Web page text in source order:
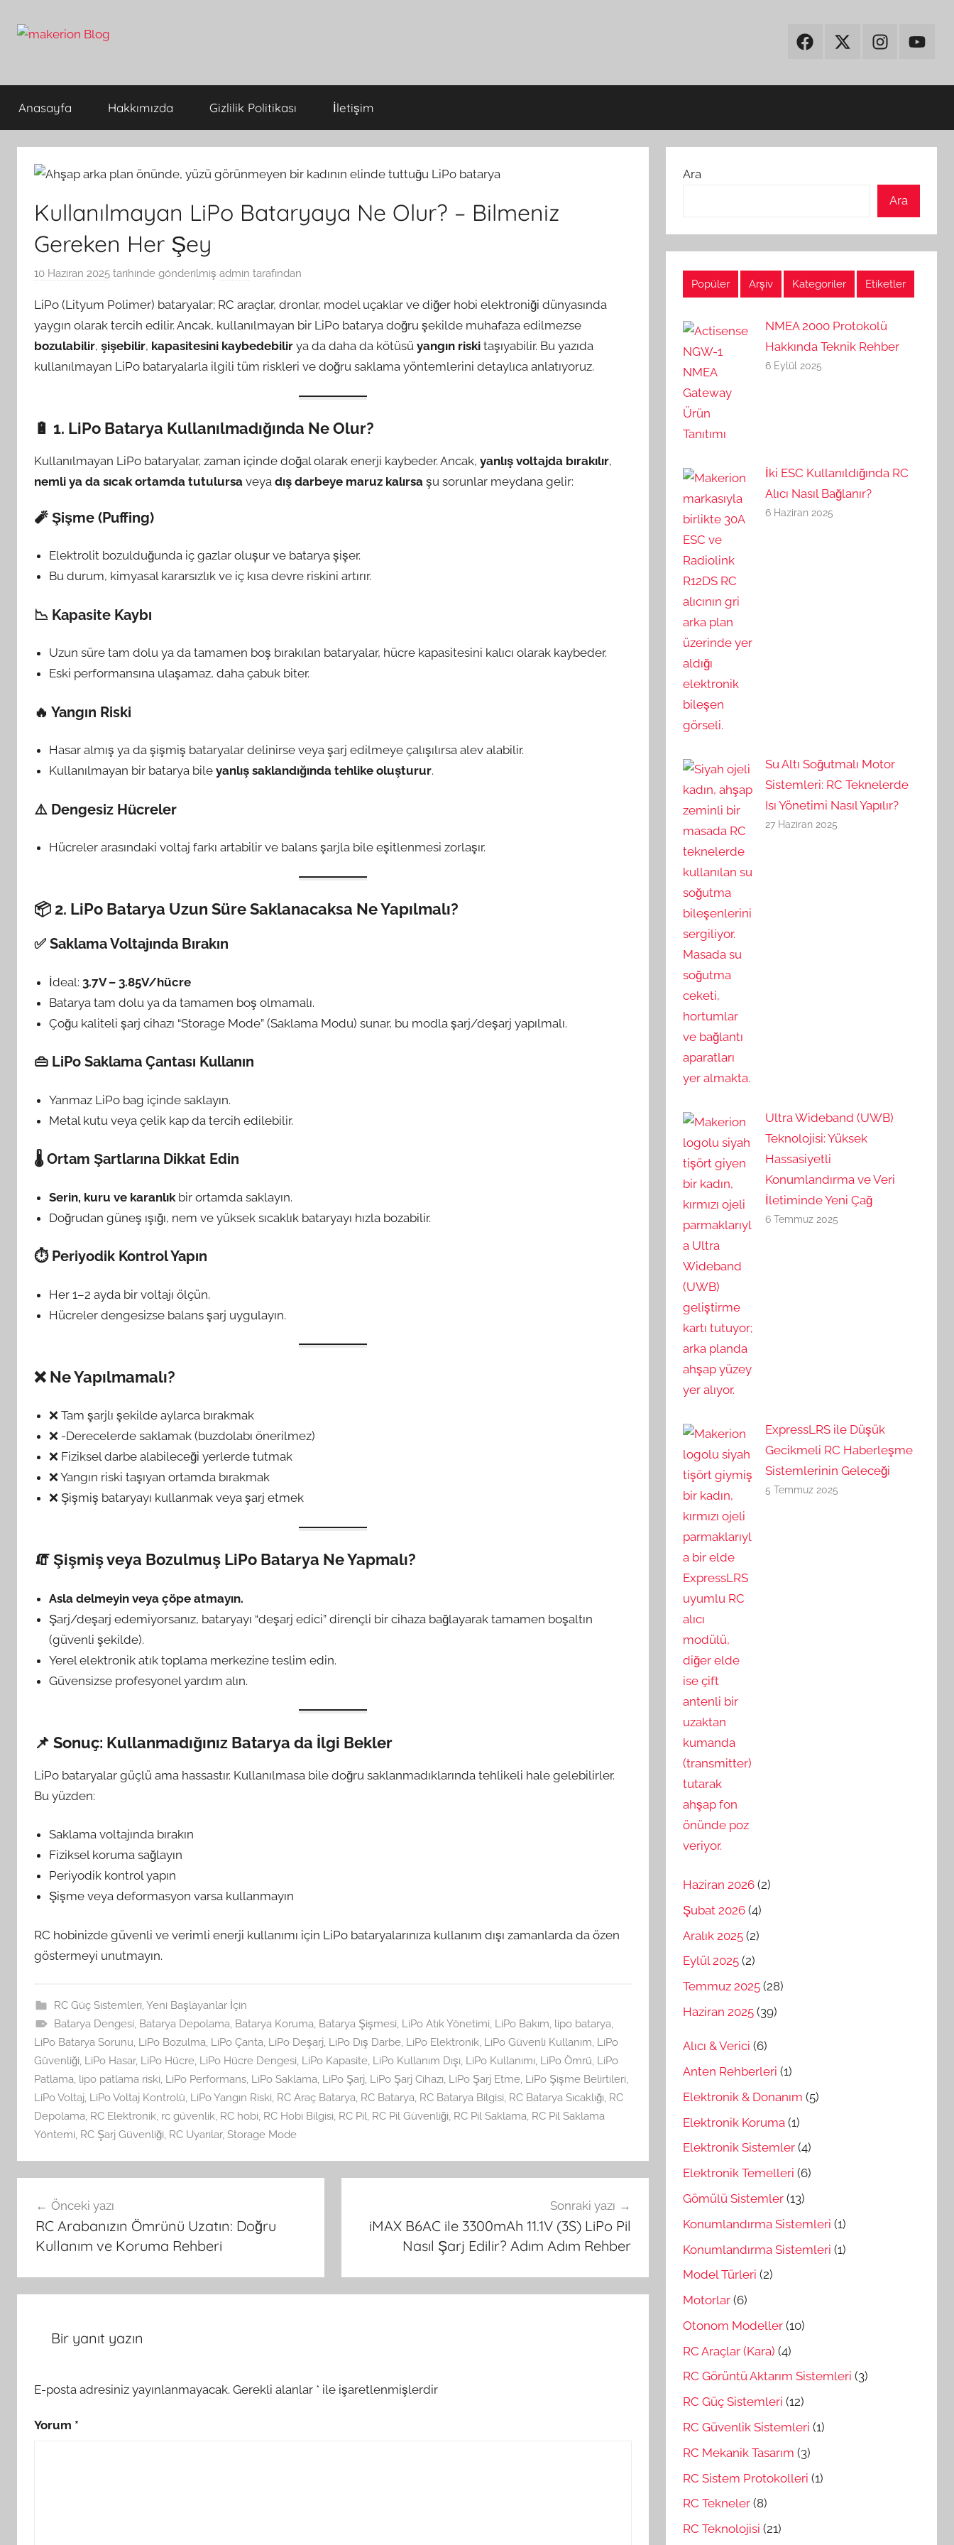
atla
Blog
FacebookTwitterInstagramYoutube
Anasayfa Hakkımızda Gizlilik Politikası İletişim
Kullanılmayan LiPo Bataryaya Ne Olur? – Bilmeniz
Gereken Her Şey
10 Haziran 2025 tarihinde gönderilmiş admin tarafından
LiPo (Lityum Polimer) bataryalar; RC araçlar, dronlar, model uçaklar ve diğer hobi elektroniği dünyasında
yaygın olarak tercih edilir. Ancak, kullanılmayan bir LiPo batarya doğru şekilde muhafaza edilmezse
bozulabilir, şişebilir, kapasitesini kaybedebilir ya da daha da kötüsü yangın riski taşıyabilir. Bu yazıda
kullanılmayan LiPo bataryalarla ilgili tüm riskleri ve doğru saklama yöntemlerini detaylıca anlatıyoruz.
🔋 1. LiPo Batarya Kullanılmadığında Ne Olur?
Kullanılmayan LiPo bataryalar, zaman içinde doğal olarak enerji kaybeder. Ancak, yanlış voltajda bırakılır,
nemli ya da sıcak ortamda tutulursa veya dış darbeye maruz kalırsa şu sorunlar meydana gelir:
🧨 Şişme (Puffing)
Elektrolit bozulduğunda iç gazlar oluşur ve batarya şişer.
Bu durum, kimyasal kararsızlık ve iç kısa devre riskini artırır.
📉 Kapasite Kaybı
Uzun süre tam dolu ya da tamamen boş bırakılan bataryalar, hücre kapasitesini kalıcı olarak kaybeder.
Eski performansına ulaşamaz, daha çabuk biter.
🔥 Yangın Riski
Hasar almış ya da şişmiş bataryalar delinirse veya şarj edilmeye çalışılırsa alev alabilir.
Kullanılmayan bir batarya bileyanlış saklandığında tehlike oluşturur.
⚠️ Dengesiz Hücreler
Hücreler arasındaki voltaj farkı artabilir ve balans şarjla bile eşitlenmesi zorlaşır.
📦 2. LiPo Batarya Uzun Süre Saklanacaksa Ne Yapılmalı?
✅ Saklama Voltajında Bırakın
İdeal:3.7V – 3.85V/hücre
Batarya tam dolu ya da tamamen boş olmamalı.
Çoğu kaliteli şarj cihazı “Storage Mode” (Saklama Modu) sunar, bu modla şarj/deşarj yapılmalı.
👜 LiPo Saklama Çantası Kullanın
Yanmaz LiPo bag içinde saklayın.
Metal kutu veya çelik kap da tercih edilebilir.
🌡️ Ortam Şartlarına Dikkat Edin
Serin, kuru ve karanlık bir ortamda saklayın.
Doğrudan güneş ışığı, nem ve yüksek sıcaklık bataryayı hızla bozabilir.
⏱️ Periyodik Kontrol Yapın
Her 1–2 ayda bir voltajı ölçün.
Hücreler dengesizse balans şarj uygulayın.
❌ Ne Yapılmamalı?
❌ Tam şarjlı şekilde aylarca bırakmak
❌ -Derecelerde saklamak (buzdolabı önerilmez)
❌ Fiziksel darbe alabileceği yerlerde tutmak
❌ Yangın riski taşıyan ortamda bırakmak
❌ Şişmiş bataryayı kullanmak veya şarj etmek
🧯 Şişmiş veya Bozulmuş LiPo Batarya Ne Yapmalı?
Asla delmeyin veya çöpe atmayın.
Şarj/deşarj edemiyorsanız, bataryayı “deşarj edici” dirençli bir cihaza bağlayarak tamamen boşaltın
(güvenli şekilde).
Yerel elektronik atık toplama merkezine teslim edin.
Güvensizse profesyonel yardım alın.
📌 Sonuç: Kullanmadığınız Batarya da İlgi Bekler
LiPo bataryalar güçlü ama hassastır. Kullanılmasa bile doğru saklanmadıklarında tehlikeli hale gelebilirler.
Bu yüzden:
Saklama voltajında bırakın
Fiziksel koruma sağlayın
Periyodik kontrol yapın
Şişme veya deformasyon varsa kullanmayın
RC hobinizde güvenli ve verimli enerji kullanımı için LiPo bataryalarınıza kullanım dışı zamanlarda da özen
göstermeyi unutmayın.
RC Güç Sistemleri,Yeni Başlayanlar İçin
Batarya Dengesi, Batarya Depolama, Batarya Koruma, Batarya Şişmesi, LiPo Atık Yönetimi, LiPo Bakım, lipo batarya,
LiPo Batarya Sorunu, LiPo Bozulma, LiPo Çanta, LiPo Deşarj, LiPo Dış Darbe, LiPo Elektronik, LiPo Güvenli Kullanım, LiPo
Güvenliği, LiPo Hasar, LiPo Hücre, LiPo Hücre Dengesi, LiPo Kapasite, LiPo Kullanım Dışı, LiPo Kullanımı, LiPo Ömrü, LiPo
Patlama, lipo patlama riski, LiPo Performans, LiPo Saklama, LiPo Şarj, LiPo Şarj Cihazı, LiPo Şarj Etme, LiPo Şişme Belirtileri,
LiPo Voltaj, LiPo Voltaj Kontrolü, LiPo Yangın Riski, RC Araç Batarya, RC Batarya, RC Batarya Bilgisi, RC Batarya Sıcaklığı, RC
Depolama, RC Elektronik, rc güvenlik, RC hobi, RC Hobi Bilgisi, RC Pil, RC Pil Güvenliği, RC Pil Saklama, RC Pil Saklama
Yöntemi, RC Şarj Güvenliği, RC Uyarılar, Storage Mode
gezinmesi
Önceki yazı
RC Arabanızın Ömrünü Uzatın: Doğru
Kullanım ve Koruma Rehberi
Sonraki yazı
iMAX B6AC ile 3300mAh 11.1V (3S) LiPo Pil
Nasıl Şarj Edilir? Adım Adım Rehber
Bir yanıt yazın
E-posta adresiniz yayınlanmayacak. Gerekli alanlar * ile işaretlenmişlerdir
Yorum *
Ara
Ara
Popüler Arşiv Kategoriler Etiketler
NMEA 2000 Protokolü
Hakkında Teknik Rehber
6 Eylül 2025
İki ESC Kullanıldığında RC
Alıcı Nasıl Bağlanır?
6 Haziran 2025
Su Altı Soğutmalı Motor
Sistemleri: RC Teknelerde
Isı Yönetimi Nasıl Yapılır?
27 Haziran 2025
Ultra Wideband (UWB)
Teknolojisi: Yüksek
Hassasiyetli
Konumlandırma ve Veri
İletiminde Yeni Çağ
6 Temmuz 2025
ExpressLRS ile Düşük
Gecikmeli RC Haberleşme
Sistemlerinin Geleceği
5 Temmuz 2025
Haziran 2026 (2)
Şubat 2026 (4)
Aralık 2025 (2)
Eylül 2025 (2)
Temmuz 2025 (28)
Haziran 2025 (39)
Alıcı & Verici (6)
Anten Rehberleri (1)
Elektronik & Donanım (5)
Elektronik Koruma (1)
Elektronik Sistemler (4)
Elektronik Temelleri (6)
Gömülü Sistemler (13)
Konumlandırma Sistemleri (1)
Konumlandırma Sistemleri (1)
Model Türleri (2)
Motorlar (6)
Otonom Modeller (10)
RC Araçlar (Kara) (4)
RC Görüntü Aktarım Sistemleri (3)
RC Güç Sistemleri (12)
RC Güvenlik Sistemleri (1)
RC Mekanik Tasarım (3)
RC Sistem Protokolleri (1)
RC Tekneler (8)
RC Teknolojisi (21)